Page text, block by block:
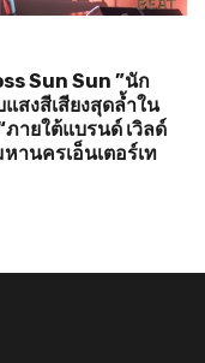
Sun Sun ”นัก
สงสีเสียงสุดล้ำใน
ายใต้แบรนด์ เวิลด์
านครเอ็นเตอร์เท